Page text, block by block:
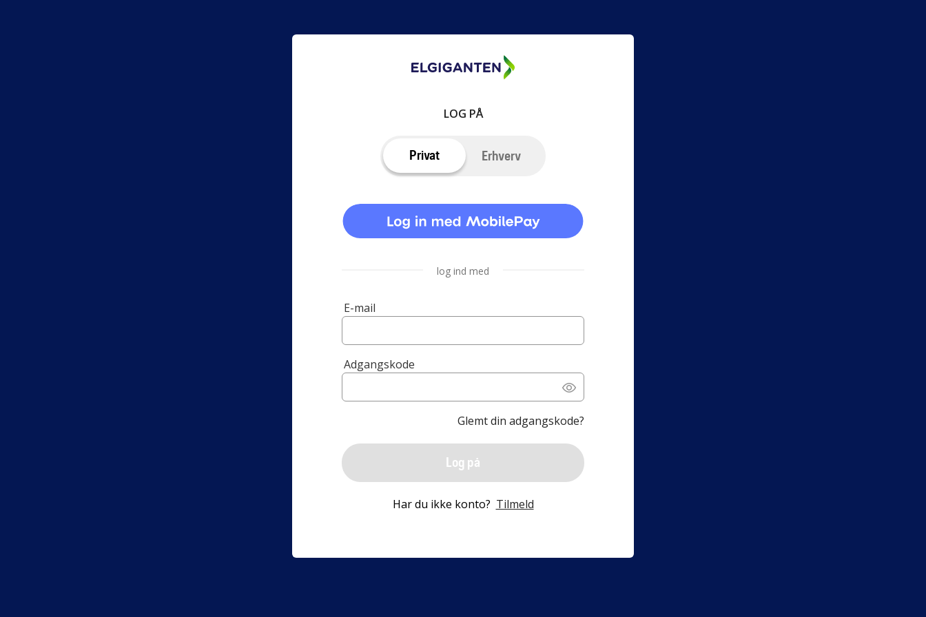
LOG PÅ
Privat Erhverv
log ind med
E-mail
Adgangskode
Glemt din adgangskode?
Log på
Har du ikke konto? Tilmeld